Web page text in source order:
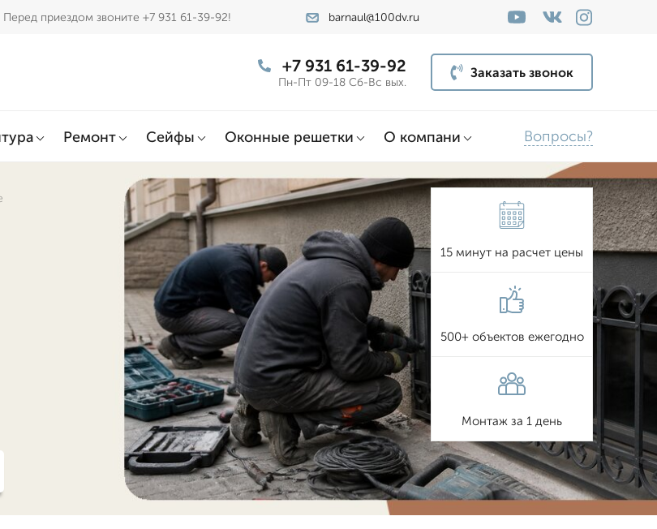
приездом звоните +7 931 61-39-92! barnaul@100dv.ru
+7 931 61-39-92
Пн-Пт 09-18 Сб-Вс вых.
Заказать звонок
Ремонт Сейфы Оконные решетки О компани Вопросы?
15 минут на расчет цены
500+ объектов ежегодно
Монтаж за 1 день